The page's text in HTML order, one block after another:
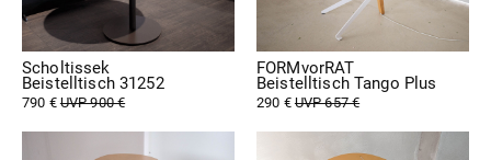
Scholtissek
Beistelltisch 31252
790 €UVP 900 €
FORMvorRAT
Beistelltisch Tango Plus
290 €UVP 657 €